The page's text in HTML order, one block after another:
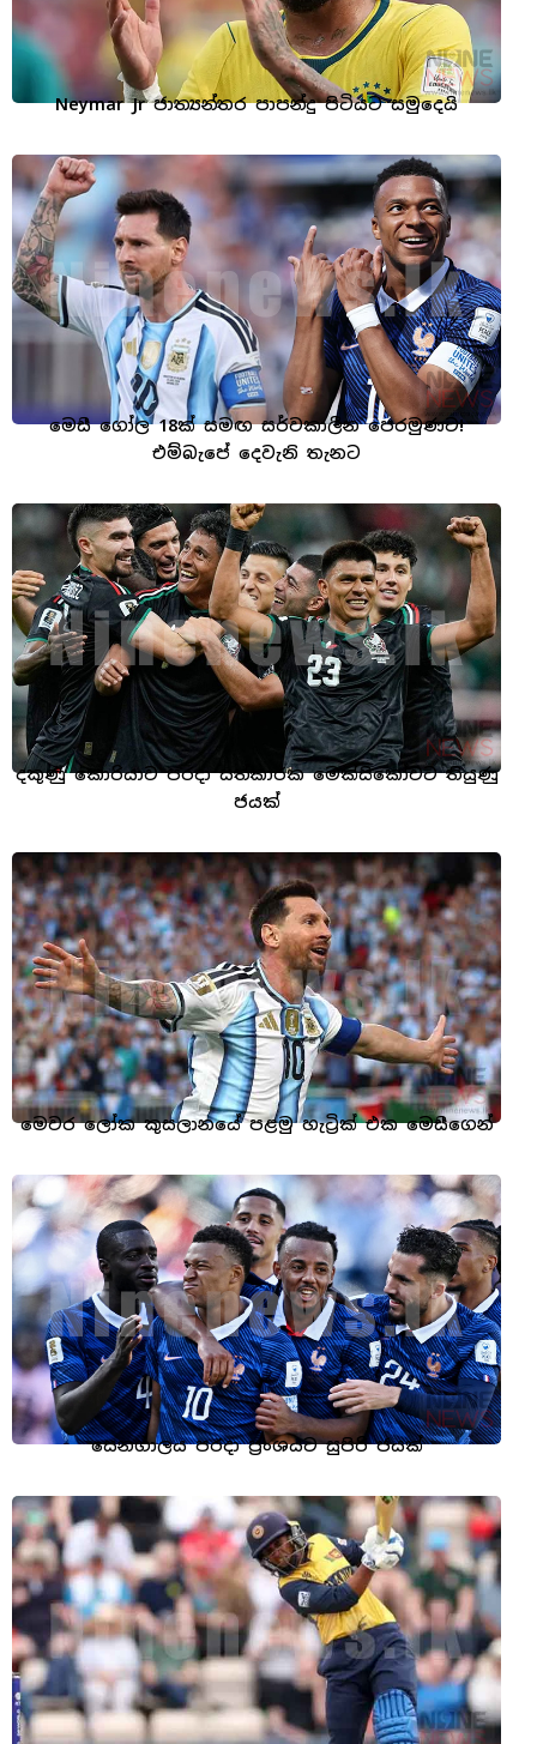
Neymar Jr ජාත්‍යන්තර පාපන්දු පිටියට සමුදෙයි
මෙසී ගෝල 18ක් සමඟ සර්වකාලීන පෙරමුණට!
එම්බැපේ දෙවැනි තැනට
දකුණු කොරියාව පරදා සත්කාරක මෙක්සිකෝවට තියුණු
ජයක්
මෙවර ලෝක කුසලානයේ පළමු හැට්‍රික් එක මෙසීගෙන්
සෙනගාලය පරදා ප්‍රංශයට සුපිරි ජයක්